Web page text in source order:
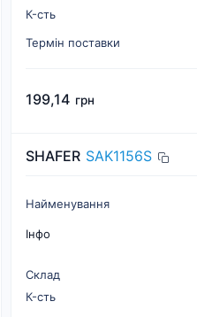
К-cть
Термін поставки
199,14 грн
SHAFER SAK1156S
Найменування
Інфо
Склад
К-cть